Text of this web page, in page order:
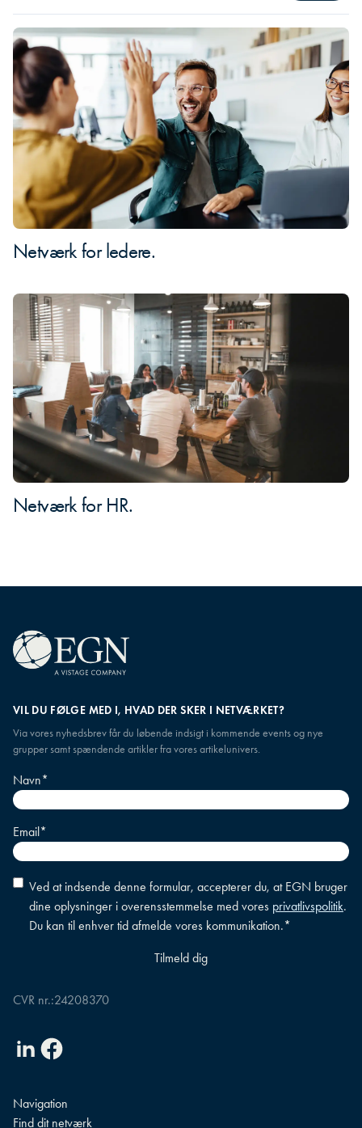
Netværk for ledere.
Netværk for HR.
VIL DU FØLGE MED I, HVAD DER SKER I NETVÆRKET?
Via vores nyhedsbrev får du løbende indsigt i kommende events og nye
grupper samt spændende artikler fra vores artikelunivers.
Navn*
Email*
Accepter
betingelser*
Ved at indsende denne formular, accepterer du, at EGN bruger
dine oplysninger i overensstemmelse med vores privatlivspolitik.
Du kan til enhver tid afmelde vores kommunikation.*
CVR nr.:24208370
LinkedinFacebook
Navigation
Find dit netværk